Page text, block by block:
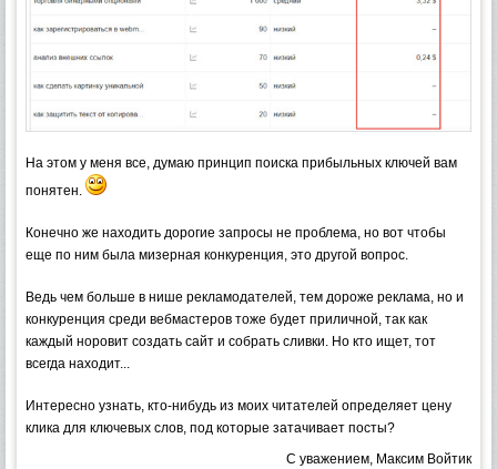
На этом у меня все, думаю принцип поиска прибыльных ключей вам
понятен.
Конечно же находить дорогие запросы не проблема, но вот чтобы
еще по ним была мизерная конкуренция, это другой вопрос.
Ведь чем больше в нише рекламодателей, тем дороже реклама, но и
конкуренция среди вебмастеров тоже будет приличной, так как
каждый норовит создать сайт и собрать сливки. Но кто ищет, тот
всегда находит...
Интересно узнать, кто-нибудь из моих читателей определяет цену
клика для ключевых слов, под которые затачивает посты?
С уважением, Максим Войтик